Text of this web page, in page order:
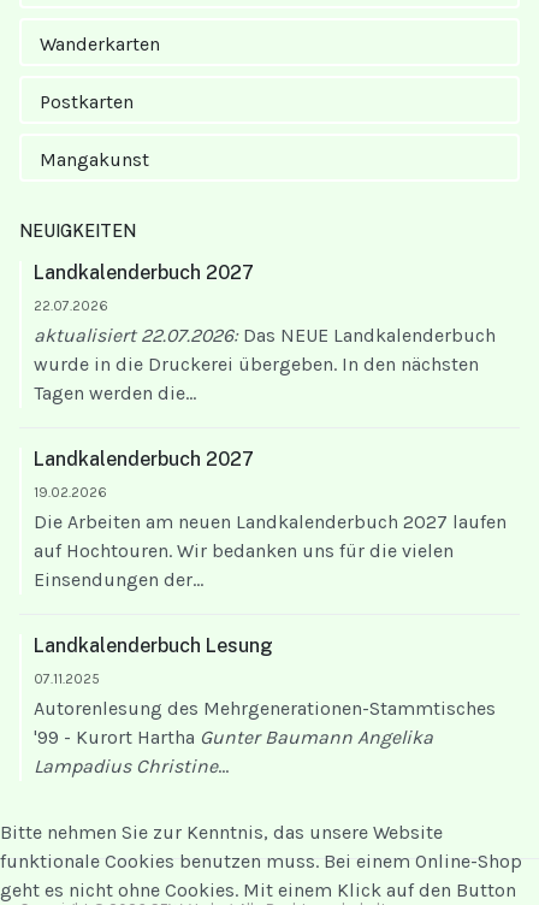
Wanderkarten
Postkarten
Mangakunst
NEUIGKEITEN
Landkalenderbuch 2027
22.07.2026
aktualisiert 22.07.2026:Das NEUE Landkalenderbuch
wurde in die Druckerei übergeben. In den nächsten
Tagen werden die...
Landkalenderbuch 2027
19.02.2026
Die Arbeiten am neuen Landkalenderbuch 2027 laufen
auf Hochtouren. Wir bedanken uns für die vielen
Einsendungen der...
Landkalenderbuch Lesung
07.11.2025
Autorenlesung des Mehrgenerationen-Stammtisches
'99 - Kurort Hartha Gunter Baumann Angelika
Lampadius Christine...
Bitte nehmen Sie zur Kenntnis, das unsere Website
funktionale Cookies benutzen muss. Bei einem Online-Shop
geht es nicht ohne Cookies. Mit einem Klick auf den Button